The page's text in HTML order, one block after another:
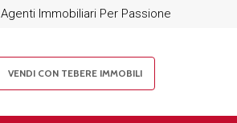
Agenti Immobiliari Per Passione
VENDI CON TEBERE IMMOBILI